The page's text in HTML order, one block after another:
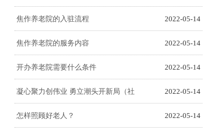
年大会上的讲话》
焦作养老院的入驻流程 2022-05-14
焦作养老院的服务内容 2022-05-14
开办养老院需要什么条件 2022-05-14
凝心聚力创伟业 勇立潮头开新局（社
论）
2022-05-14
怎样照顾好老人？ 2022-05-14